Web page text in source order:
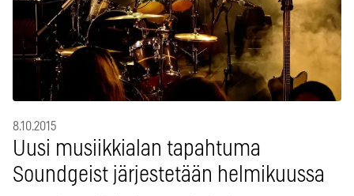
8.10.2015
Uusi musiikkialan tapahtuma
Soundgeist järjestetään helmikuussa